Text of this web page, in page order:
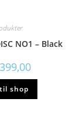
NO1 – Black
399,00
shop